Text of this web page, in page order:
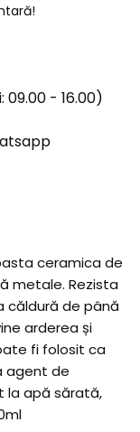
09.00 - 16.00)
ceramica de
metale. Rezista
căldură de până
arderea și
fi folosit ca
agent de
la apă sărată,